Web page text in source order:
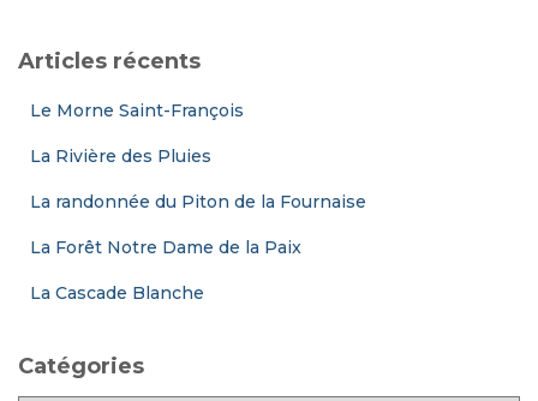
Articles récents
Le Morne Saint-François
La Rivière des Pluies
La randonnée du Piton de la Fournaise
La Forêt Notre Dame de la Paix
La Cascade Blanche
Catégories